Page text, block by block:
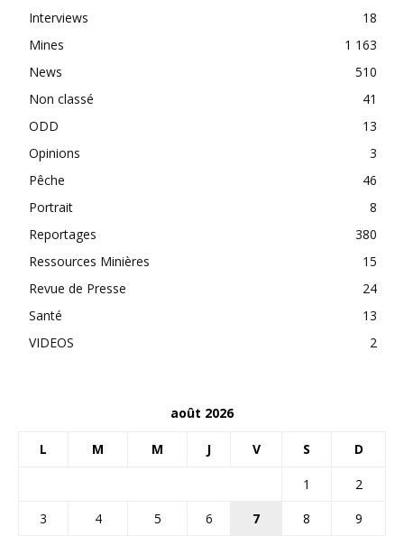
Interviews
18
Mines
1 163
News
510
Non classé
41
ODD
13
Opinions
3
Pêche
46
Portrait
8
Reportages
380
Ressources Minières
15
Revue de Presse
24
Santé
13
VIDEOS
2
août 2026
L M M J V S D
1
2
3
4 5 6 7 8
9